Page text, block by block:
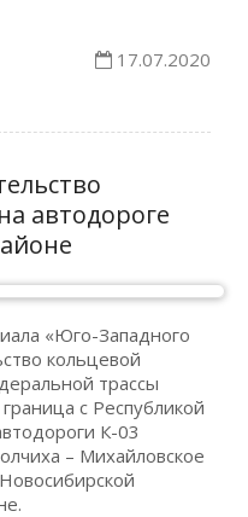
17.07.2020
автодороге
«Юго-Западного
кольцевой
трассы
с Республикой
К-03
– Михайловское